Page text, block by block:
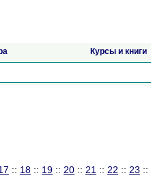
Курсы и книги
:: 18 :: 19 :: 20 :: 21 :: 22 :: 23 ::